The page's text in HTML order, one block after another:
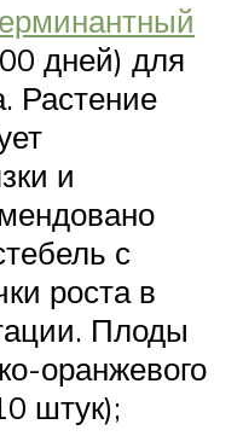
дней) для
Растение
и
с
роста в
Плоды
оранжевого
штук);